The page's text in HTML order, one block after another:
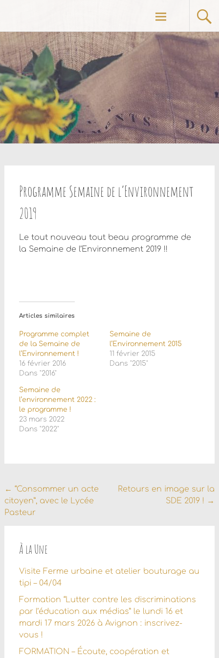
principal
Programme Semaine de l’Environnement
2019
Le tout nouveau tout beau programme de
la Semaine de l’Environnement 2019 !!
Articles similaires
Programme complet
de la Semaine de
l’Environnement !
16 février 2016
Dans "2016"
Semaine de
l’Environnement 2015
11 février 2015
Dans "2015"
Semaine de
l’environnement 2022 :
le programme !
23 mars 2022
Dans "2022"
Navigation
de
← “Consommer un acte
citoyen”, avec le Lycée
Pasteur
Retours en image sur la
SDE 2019 ! →
À la Une
Visite Ferme urbaine et atelier bouturage au
tipi – 04/04
Formation “Lutter contre les discriminations
par l’éducation aux médias” le lundi 16 et
mardi 17 mars 2026 à Avignon : inscrivez-
vous !
FORMATION – Écoute, coopération et